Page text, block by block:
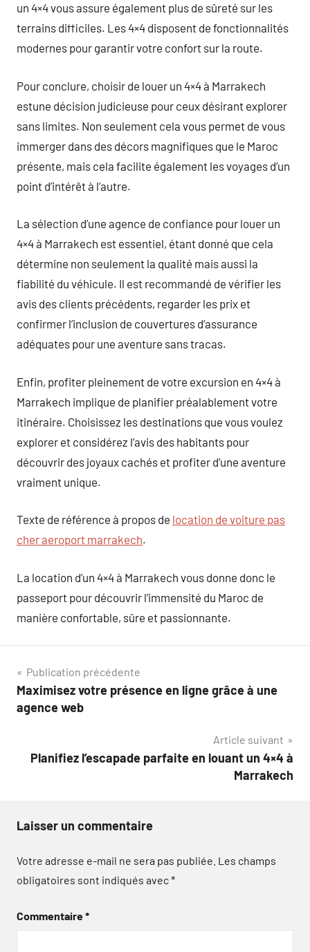
un 4×4 vous assure également plus de sûreté sur les
terrains difficiles. Les 4×4 disposent de fonctionnalités
modernes pour garantir votre confort sur la route.
Pour conclure, choisir de louer un 4×4 à Marrakech
estune décision judicieuse pour ceux désirant explorer
sans limites. Non seulement cela vous permet de vous
immerger dans des décors magnifiques que le Maroc
présente, mais cela facilite également les voyages d’un
point d’intérêt à l’autre.
La sélection d’une agence de confiance pour louer un
4×4 à Marrakech est essentiel, étant donné que cela
détermine non seulement la qualité mais aussi la
fiabilité du véhicule. Il est recommandé de vérifier les
avis des clients précédents, regarder les prix et
confirmer l’inclusion de couvertures d’assurance
adéquates pour une aventure sans tracas.
Enfin, profiter pleinement de votre excursion en 4×4 à
Marrakech implique de planifier préalablement votre
itinéraire. Choisissez les destinations que vous voulez
explorer et considérez l’avis des habitants pour
découvrir des joyaux cachés et profiter d’une aventure
vraiment unique.
Texte de référence à propos de location de voiture pas
cher aeroport marrakech.
La location d’un 4×4 à Marrakech vous donne donc le
passeport pour découvrir l’immensité du Maroc de
manière confortable, sûre et passionnante.
Navigation
de
Publication précédente
Maximisez votre présence en ligne grâce à une
agence web
Article suivant
Planifiez l’escapade parfaite en louant un 4×4 à
Marrakech
Laisser un commentaire
Votre adresse e-mail ne sera pas publiée. Les champs
obligatoires sont indiqués avec*
Commentaire*